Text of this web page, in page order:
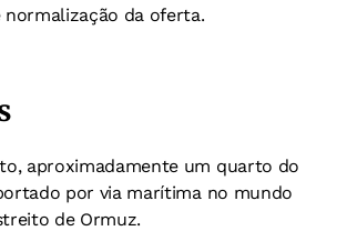
da oferta.
aproximadamente um quarto do
por via marítima no mundo
de Ormuz.